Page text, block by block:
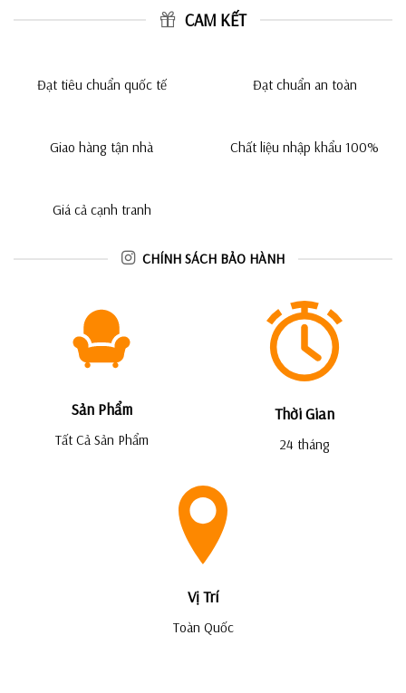
CAM KẾT
Đạt tiêu chuẩn quốc tế Đạt chuẩn an toàn
Giao hàng tận nhà Chất liệu nhập khẩu 100%
Giá cả cạnh tranh
CHÍNH SÁCH BẢO HÀNH
Sản Phẩm
Tất Cả Sản Phẩm
Thời Gian
24 tháng
Vị Trí
Toàn Quốc